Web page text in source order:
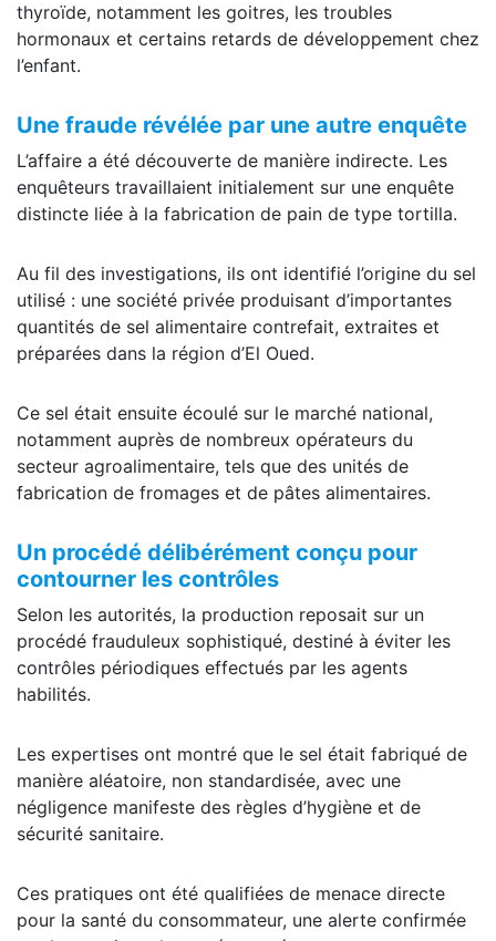
thyroïde, notamment les goitres, les troubles
hormonaux et certains retards de développement chez
l’enfant.
Une fraude révélée par une autre enquête
L’affaire a été découverte de manière indirecte. Les
enquêteurs travaillaient initialement sur une enquête
distincte liée à la fabrication de pain de type tortilla.
Au fil des investigations, ils ont identifié l’origine du sel
utilisé : une société privée produisant d’importantes
quantités de sel alimentaire contrefait, extraites et
préparées dans la région d’El Oued.
Ce sel était ensuite écoulé sur le marché national,
notamment auprès de nombreux opérateurs du
secteur agroalimentaire, tels que des unités de
fabrication de fromages et de pâtes alimentaires.
Un procédé délibérément conçu pour
contourner les contrôles
Selon les autorités, la production reposait sur un
procédé frauduleux sophistiqué, destiné à éviter les
contrôles périodiques effectués par les agents
habilités.
Les expertises ont montré que le sel était fabriqué de
manière aléatoire, non standardisée, avec une
négligence manifeste des règles d’hygiène et de
sécurité sanitaire.
Ces pratiques ont été qualifiées de menace directe
pour la santé du consommateur, une alerte confirmée